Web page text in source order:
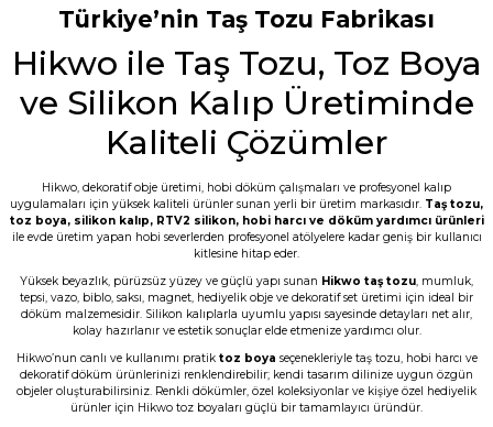
tozunun kalitesi nasıl çıkacak???
E... M... | 18/07/2026
Öncelikle ürünü çok beğendim. Sipariş ve
ile bilgilendirme geldi. Kargo ďa çabuk
ulaştı. Tozların 5 er kilo paketlenmesi çok
G... D... | 19/06/2026
Taş tozu çok iyi kusursuz ürün elde
ediliyor sevkiyat hızlı
B... A... | 03/06/2026
Memnun kaldım, Ürün gerçekten harika
N... E... | 01/06/2026
Türkiye’nin Taş Tozu Fabrikası
Hikwo ile Taş Tozu, Toz Boya
ve Silikon Kalıp Üretiminde
Kaliteli Çözümler
Hikwo, dekoratif obje üretimi, hobi döküm çalışmaları ve profesyonel kalıp
uygulamaları için yüksek kaliteli ürünler sunan yerli bir üretim markasıdır. Taş tozu,
toz boya, silikon kalıp, RTV2 silikon, hobi harcı ve döküm yardımcı ürünleri
ile evde üretim yapan hobi severlerden profesyonel atölyelere kadar geniş bir kullanıcı
kitlesine hitap eder.
Yüksek beyazlık, pürüzsüz yüzey ve güçlü yapı sunan Hikwo taş tozu, mumluk,
tepsi, vazo, biblo, saksı, magnet, hediyelik obje ve dekoratif set üretimi için ideal bir
döküm malzemesidir. Silikon kalıplarla uyumlu yapısı sayesinde detayları net alır,
kolay hazırlanır ve estetik sonuçlar elde etmenize yardımcı olur.
Hikwo’nun canlı ve kullanımı pratik toz boya seçenekleriyle taş tozu, hobi harcı ve
dekoratif döküm ürünlerinizi renklendirebilir; kendi tasarım dilinize uygun özgün
objeler oluşturabilirsiniz. Renkli dökümler, özel koleksiyonlar ve kişiye özel hediyelik
ürünler için Hikwo toz boyaları güçlü bir tamamlayıcı üründür.